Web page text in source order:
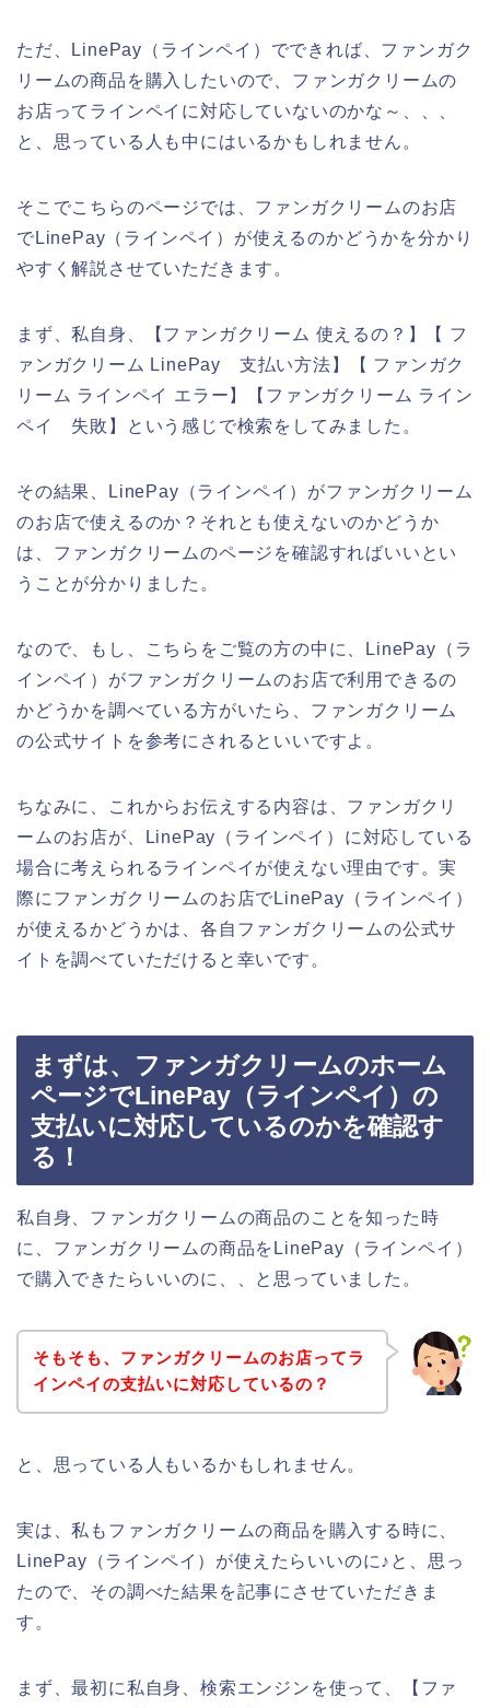
ただ、LinePay（ラインペイ）でできれば、ファンガク
リームの商品を購入したいので、ファンガクリームの
お店ってラインペイに対応していないのかな～、、、
と、思っている人も中にはいるかもしれません。
そこでこちらのページでは、ファンガクリームのお店
でLinePay（ラインペイ）が使えるのかどうかを分かり
やすく解説させていただきます。
まず、私自身、【ファンガクリーム 使えるの？】【 フ
ァンガクリーム LinePay 支払い方法】【 ファンガク
リーム ラインペイ エラー】【ファンガクリーム ライン
ペイ 失敗】という感じで検索をしてみました。
その結果、LinePay（ラインペイ）がファンガクリーム
のお店で使えるのか？それとも使えないのかどうか
は、ファンガクリームのページを確認すればいいとい
うことが分かりました。
なので、もし、こちらをご覧の方の中に、LinePay（ラ
インペイ）がファンガクリームのお店で利用できるの
かどうかを調べている方がいたら、ファンガクリーム
の公式サイトを参考にされるといいですよ。
ちなみに、これからお伝えする内容は、ファンガクリ
ームのお店が、LinePay（ラインペイ）に対応している
場合に考えられるラインペイが使えない理由です。実
際にファンガクリームのお店でLinePay（ラインペイ）
が使えるかどうかは、各自ファンガクリームの公式サ
イトを調べていただけると幸いです。
まずは、ファンガクリームのホーム
ページでLinePay（ラインペイ）の
支払いに対応しているのかを確認す
る！
私自身、ファンガクリームの商品のことを知った時
に、ファンガクリームの商品をLinePay（ラインペイ）
で購入できたらいいのに、、と思っていました。
そもそも、ファンガクリームのお店ってラ
インペイの支払いに対応しているの？
と、思っている人もいるかもしれません。
実は、私もファンガクリームの商品を購入する時に、
LinePay（ラインペイ）が使えたらいいのに♪と、思っ
たので、その調べた結果を記事にさせていただきま
す。
まず、最初に私自身、検索エンジンを使って、【ファ